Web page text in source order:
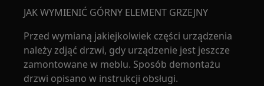
JAK WYMIENIĆ GÓRNY ELEMENT GRZEJNY
Przed wymianą jakiejkolwiek części urządzenia
należy zdjąć drzwi, gdy urządzenie jest jeszcze
zamontowane w meblu. Sposób demontażu
drzwi opisano w instrukcji obsługi.